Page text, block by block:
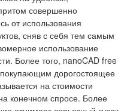
совершенно
от использования
сняв с себя тем самым
использование
Более того, nanoCAD free
дорогостоящее
на стоимости
конечном спросе. Более